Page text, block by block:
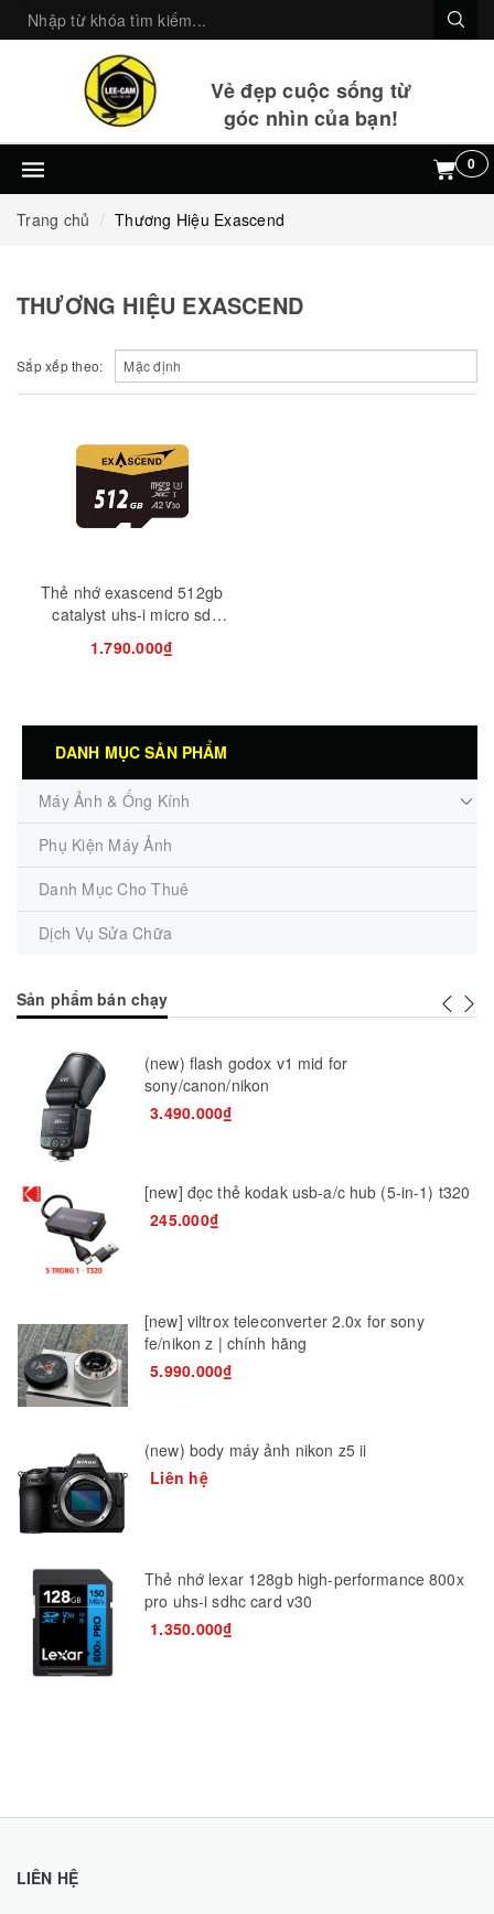
Vẻ đẹp cuộc sống từ
góc nhìn của bạn!
0
Trang chủ Thương Hiệu Exascend
THƯƠNG HIỆU EXASCEND
Sắp xếp theo:
Thẻ nhớ exascend 512gb
catalyst uhs-i micro sd
1.790.000₫
DANH MỤC SẢN PHẨM
Máy Ảnh & Ống Kính
Phụ Kiện Máy Ảnh
Danh Mục Cho Thuê
Dịch Vụ Sửa Chữa
Sản phẩm bán chạy
(new) flash godox v1 mid for
sony/canon/nikon
3.490.000₫
[new] đọc thẻ kodak usb-a/c hub (5-in-1) t320
245.000₫
[new] viltrox teleconverter 2.0x for sony
fe/nikon z | chính hãng
5.990.000₫
(new) body máy ảnh nikon z5 ii
Liên hệ
Thẻ nhớ lexar 128gb high-performance 800x
pro uhs-i sdhc card v30
1.350.000₫
LIÊN HỆ